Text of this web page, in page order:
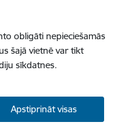
obligāti nepieciešamās
šajā vietnē var tikt
sīkdatnes.
Apstiprināt visas